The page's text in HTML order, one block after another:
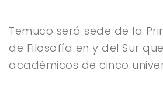
Temuco será sede de la
de Filosofía en y del Sur
académicos de cinco